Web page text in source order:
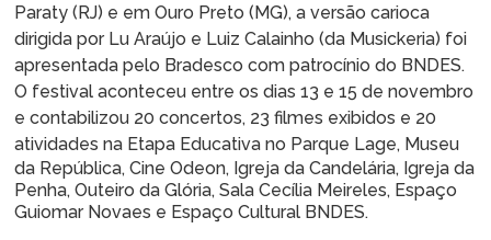
Paraty (RJ) e em Ouro Preto (MG), a versão carioca
dirigida por Lu Araújo e Luiz Calainho (da Musickeria) foi
apresentada pelo Bradesco com patrocínio do BNDES.
O festival aconteceu entre os dias 13 e 15 de novembro
e contabilizou 20 concertos, 23 filmes exibidos e 20
atividades na Etapa Educativa no Parque Lage, Museu
da República, Cine Odeon, Igreja da Candelária, Igreja da
Penha, Outeiro da Glória, Sala Cecília Meireles, Espaço
Guiomar Novaes e Espaço Cultural BNDES.